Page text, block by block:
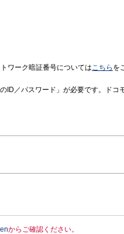
ワーク暗証番号についてはこちら を
ID／パスワード」が必要です。ドコ
からご確認ください。